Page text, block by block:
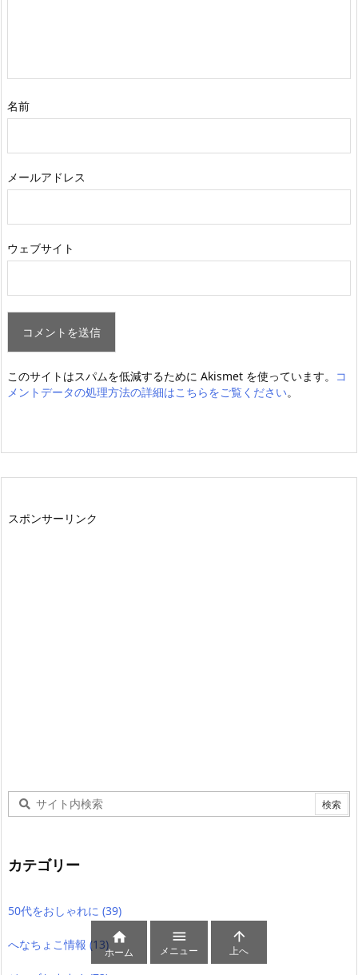
名前
メールアドレス
ウェブサイト
このサイトはスパムを低減するために Akismet を使っています。
コ
メントデータの処理方法の詳細はこちらをご覧ください。
スポンサーリンク
カテゴリー
50代をおしゃれに (39)
へなちょこ情報 (13) 
ホーム

メニュー

上へ